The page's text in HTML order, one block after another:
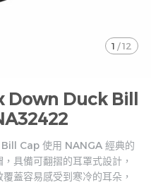
1 /12
Down Duck Bill
Cap 使用 NANGA 經典的
具備可翻摺的耳罩式設計，
蓋容易感受到寒冷的耳朵，